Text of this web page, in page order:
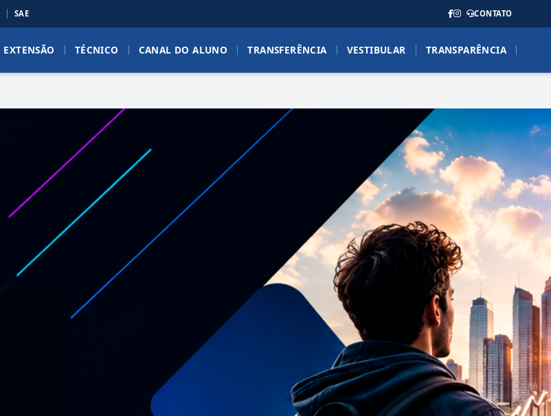
SAE CONTATO
EXTENSÃO TÉCNICO CANAL DO ALUNO TRANSFERÊNCIA VESTIBULAR TRANSPARÊNCIA